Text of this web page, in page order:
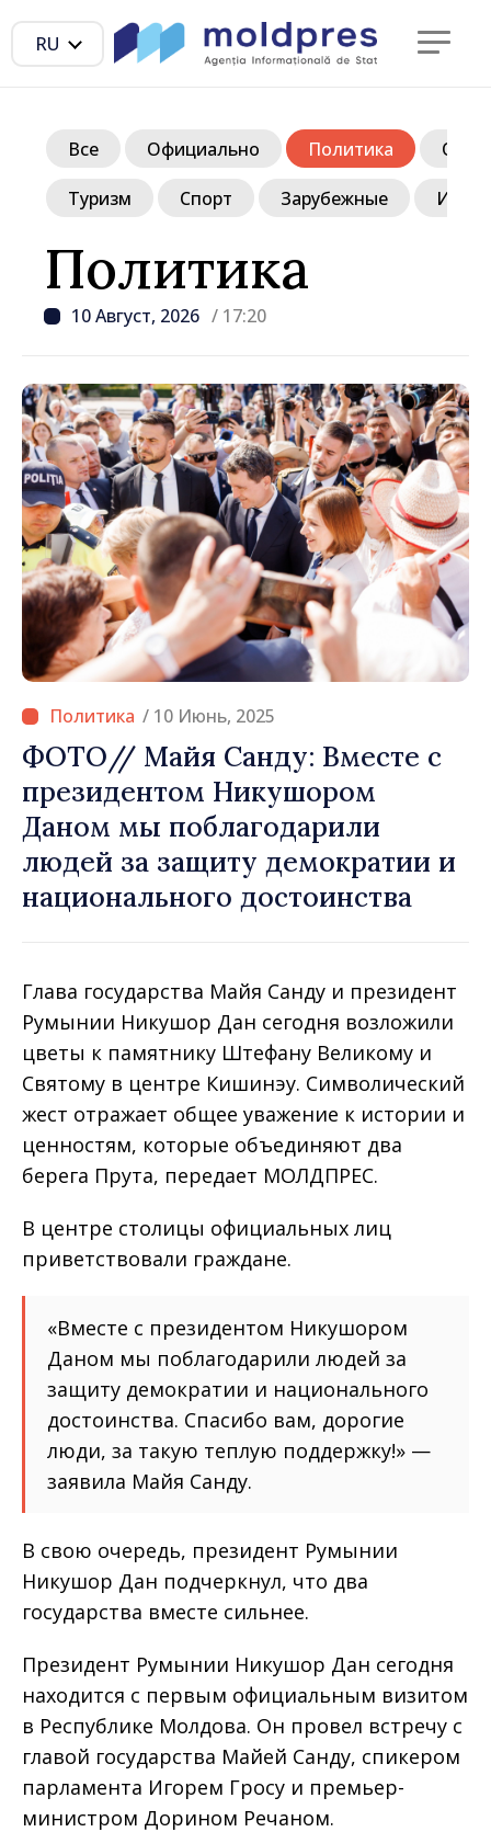
RU
Политика
10 Август, 2026 / 17:20
Все Официально Политика
Туризм Спорт Зарубежные
/ 10 Июнь, 2025
ФОТО// Майя Санду: Вместе с
президентом Никушором
Даном мы поблагодарили
людей за защиту демократии и
национального достоинства
Глава государства Майя Санду и президент
Румынии Никушор Дан сегодня возложили
цветы к памятнику Штефану Великому и
Святому в центре Кишинэу. Символический
жест отражает общее уважение к истории и
ценностям, которые объединяют два
берега Прута, передает МОЛДПРЕС.
В центре столицы официальных лиц
приветствовали граждане.
«Вместе с президентом Никушором
Даном мы поблагодарили людей за
защиту демократии и национального
достоинства. Спасибо вам, дорогие
люди, за такую ​​теплую поддержку!» —
заявила Майя Санду.
В свою очередь, президент Румынии
Никушор Дан подчеркнул, что два
государства вместе сильнее.
Президент Румынии Никушор Дан сегодня
находится с первым официальным визитом
в Республике Молдова. Он провел встречу с
главой государства Майей Санду, спикером
парламента Игорем Гросу и премьер-
министром Дорином Речаном.